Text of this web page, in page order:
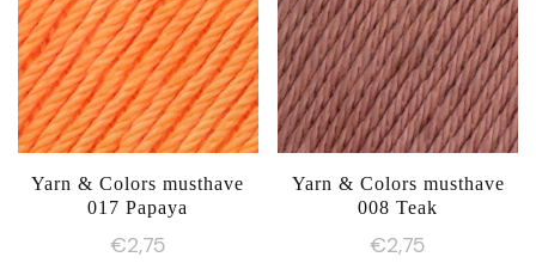
Yarn & Colors musthave
017 Papaya
€2,75
Yarn & Colors musthave
008 Teak
€2,75